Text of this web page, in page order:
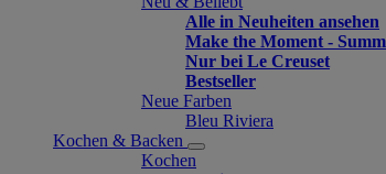
Alle in Neuheiten ansehen
Make the Moment -
Nur bei Le Creuset
Bestseller
Neue Farben
Bleu Riviera
Kochen & Backen
Kochen